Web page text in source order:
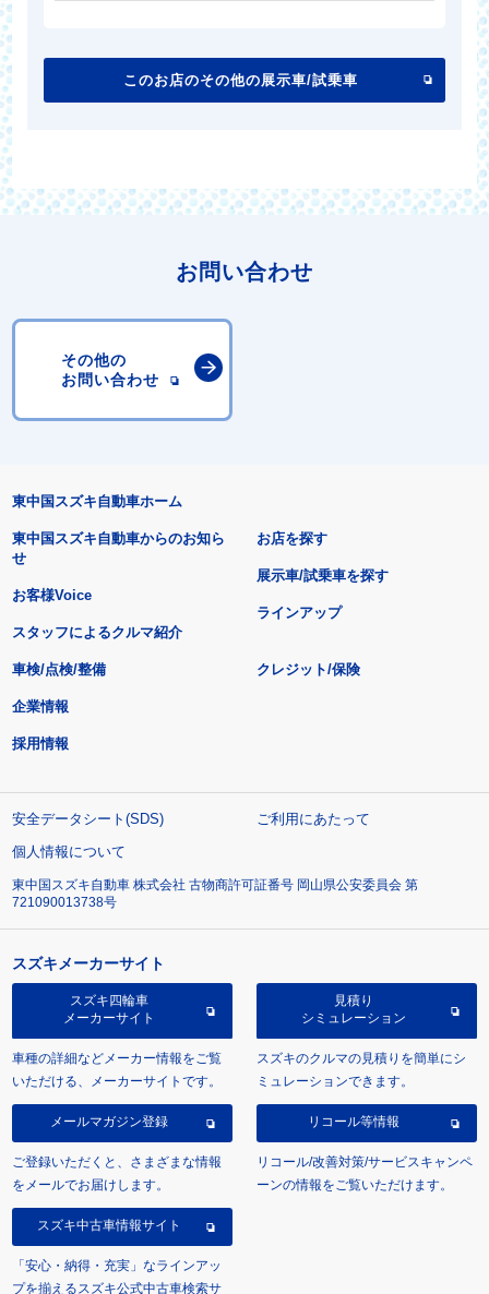
このお店のその他の展示車/試乗車
お問い合わせ
その他の
お問い合わせ
東中国スズキ自動車ホーム
東中国スズキ自動車からのお知ら
せ
お客様Voice
スタッフによるクルマ紹介
お店を探す
展示車/試乗車を探す
ラインアップ
車検/点検/整備 クレジット/保険
企業情報
採用情報
安全データシート(SDS)
ご利用にあたって
個人情報について
東中国スズキ自動車 株式会社 古物商許可証番号 岡山県公安委員会 第
721090013738号
スズキメーカーサイト
スズキ四輪車
メーカーサイト
車種の詳細などメーカー情報をご覧
いただける、メーカーサイトです。
見積り
シミュレーション
スズキのクルマの見積りを簡単にシ
ミュレーションできます。
メールマガジン登録
ご登録いただくと、さまざまな情報
をメールでお届けします。
リコール等情報
リコール/改善対策/サービスキャンペ
ーンの情報をご覧いただけます。
スズキ中古車情報サイト
「安心・納得・充実」なラインアッ
プを揃えるスズキ公式中古車検索サ